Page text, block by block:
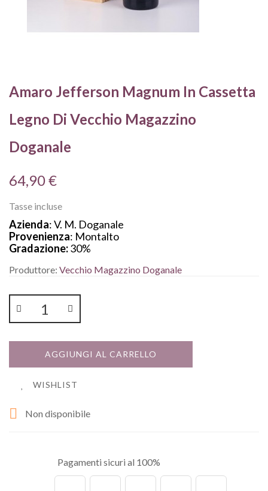
Amaro Jefferson Magnum In Cassetta
Legno Di Vecchio Magazzino
Doganale
64,90 €
Tasse incluse
Azienda: V. M. Doganale
Provenienza: Montalto
Gradazione:30%
Produttore: Vecchio Magazzino Doganale
AGGIUNGI AL CARRELLO
WISHLIST
 Non disponibile
Pagamenti sicuri al 100%